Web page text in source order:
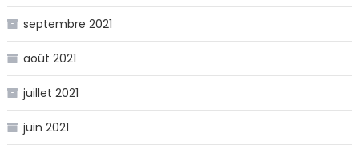
septembre 2021
août 2021
juillet 2021
juin 2021